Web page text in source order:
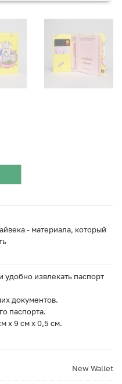
- материала, который
удобно извлекать паспорт
документов.
паспорта.
x 9 см x 0,5 см.
New Wallet